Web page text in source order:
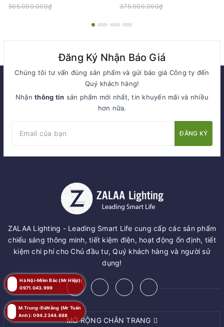
505.000.000₫
Tree Series
375.000.000₫
Đăng Ký Nhận Báo Giá
Chúng tôi tư vấn đúng sản phẩm và gửi báo giá Công ty đến
Quý khách hàng!
Nhậnthông tin sản phẩm mới nhất, tin khuyến mãi và nhiều
hơn nữa.
ĐĂNG KÝ
ZALAA Lighting - Leading Smart Life cung cấp các sản phẩm
chiếu sáng thông minh, tiết kiệm điện, hoạt động ổn định, tiết
kiệm chi phí cho Chủ đầu tư, Quý khách hàng và người sử
dụng!
MỞ RỘNG CHÂN TRANG
Hà Nội-Miền Bắc (Mr Hiệp):
0971.043.999
M.Trung-ĐàNẵng (Mr Tuấn
Anh): 094.2344.888